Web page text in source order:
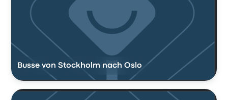
Busse von Stockholm nach Oslo